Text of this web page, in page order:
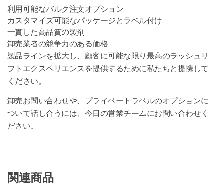
利用可能なバルク注文オプション
カスタマイズ可能なパッケージとラベル付け
一貫した高品質の製剤
卸売業者の競争力のある価格
製品ラインを拡大し、顧客に可能な限り最高のラッシュリ
フトエクスペリエンスを提供するために私たちと提携して
ください。
卸売お問い合わせや、プライベートラベルのオプションに
ついて話し合うには、今日の営業チームにお問い合わせく
ださい。
関連商品